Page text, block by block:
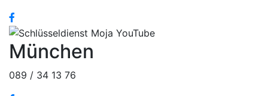
München
089 / 34 13 76